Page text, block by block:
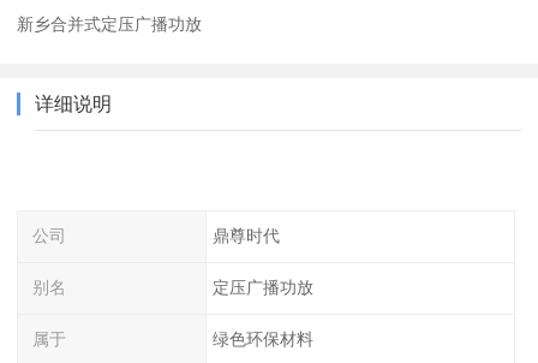
新乡合并式定压广播功放
详细说明
公司 鼎尊时代
别名 定压广播功放
属于 绿色环保材料